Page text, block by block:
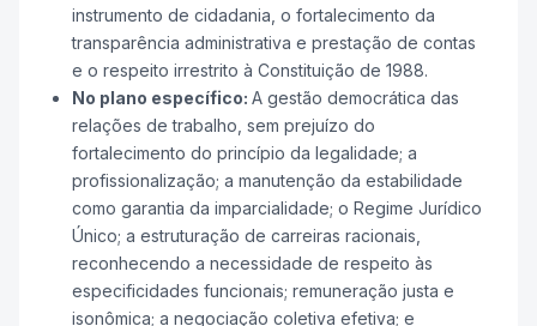
instrumento de cidadania, o fortalecimento da
transparência administrativa e prestação de contas
e o respeito irrestrito à Constituição de 1988.
No plano específico: A gestão democrática das
relações de trabalho, sem prejuízo do
fortalecimento do princípio da legalidade; a
profissionalização; a manutenção da estabilidade
como garantia da imparcialidade; o Regime Jurídico
Único; a estruturação de carreiras racionais,
reconhecendo a necessidade de respeito às
especificidades funcionais; remuneração justa e
isonômica; a negociação coletiva efetiva; e